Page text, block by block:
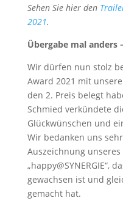
Sehen Sie hier den
2021.
Übergabe mal anders
Wir dürfen nun stolz
Award 2021 mit
den 2. Preis belegt
Schmied verkündete
Glückwünschen und
Wir bedanken uns
Auszeichnung unseres
„happy@SYNERGIE“,
gewachsen ist und
gemacht hat.